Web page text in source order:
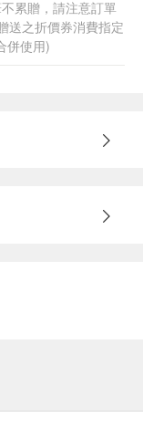
累贈，請注意訂單
送之折價券消費指定
併使用)